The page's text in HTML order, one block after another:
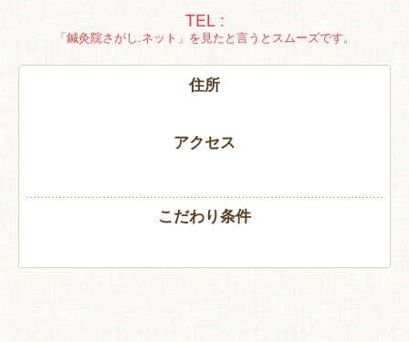
TEL :
「鍼灸院さがし.ネット」を見たと言うとスムーズです。
住所
アクセス
こだわり条件